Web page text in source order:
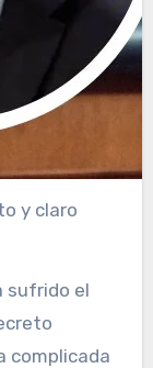
sufrido el
complicada